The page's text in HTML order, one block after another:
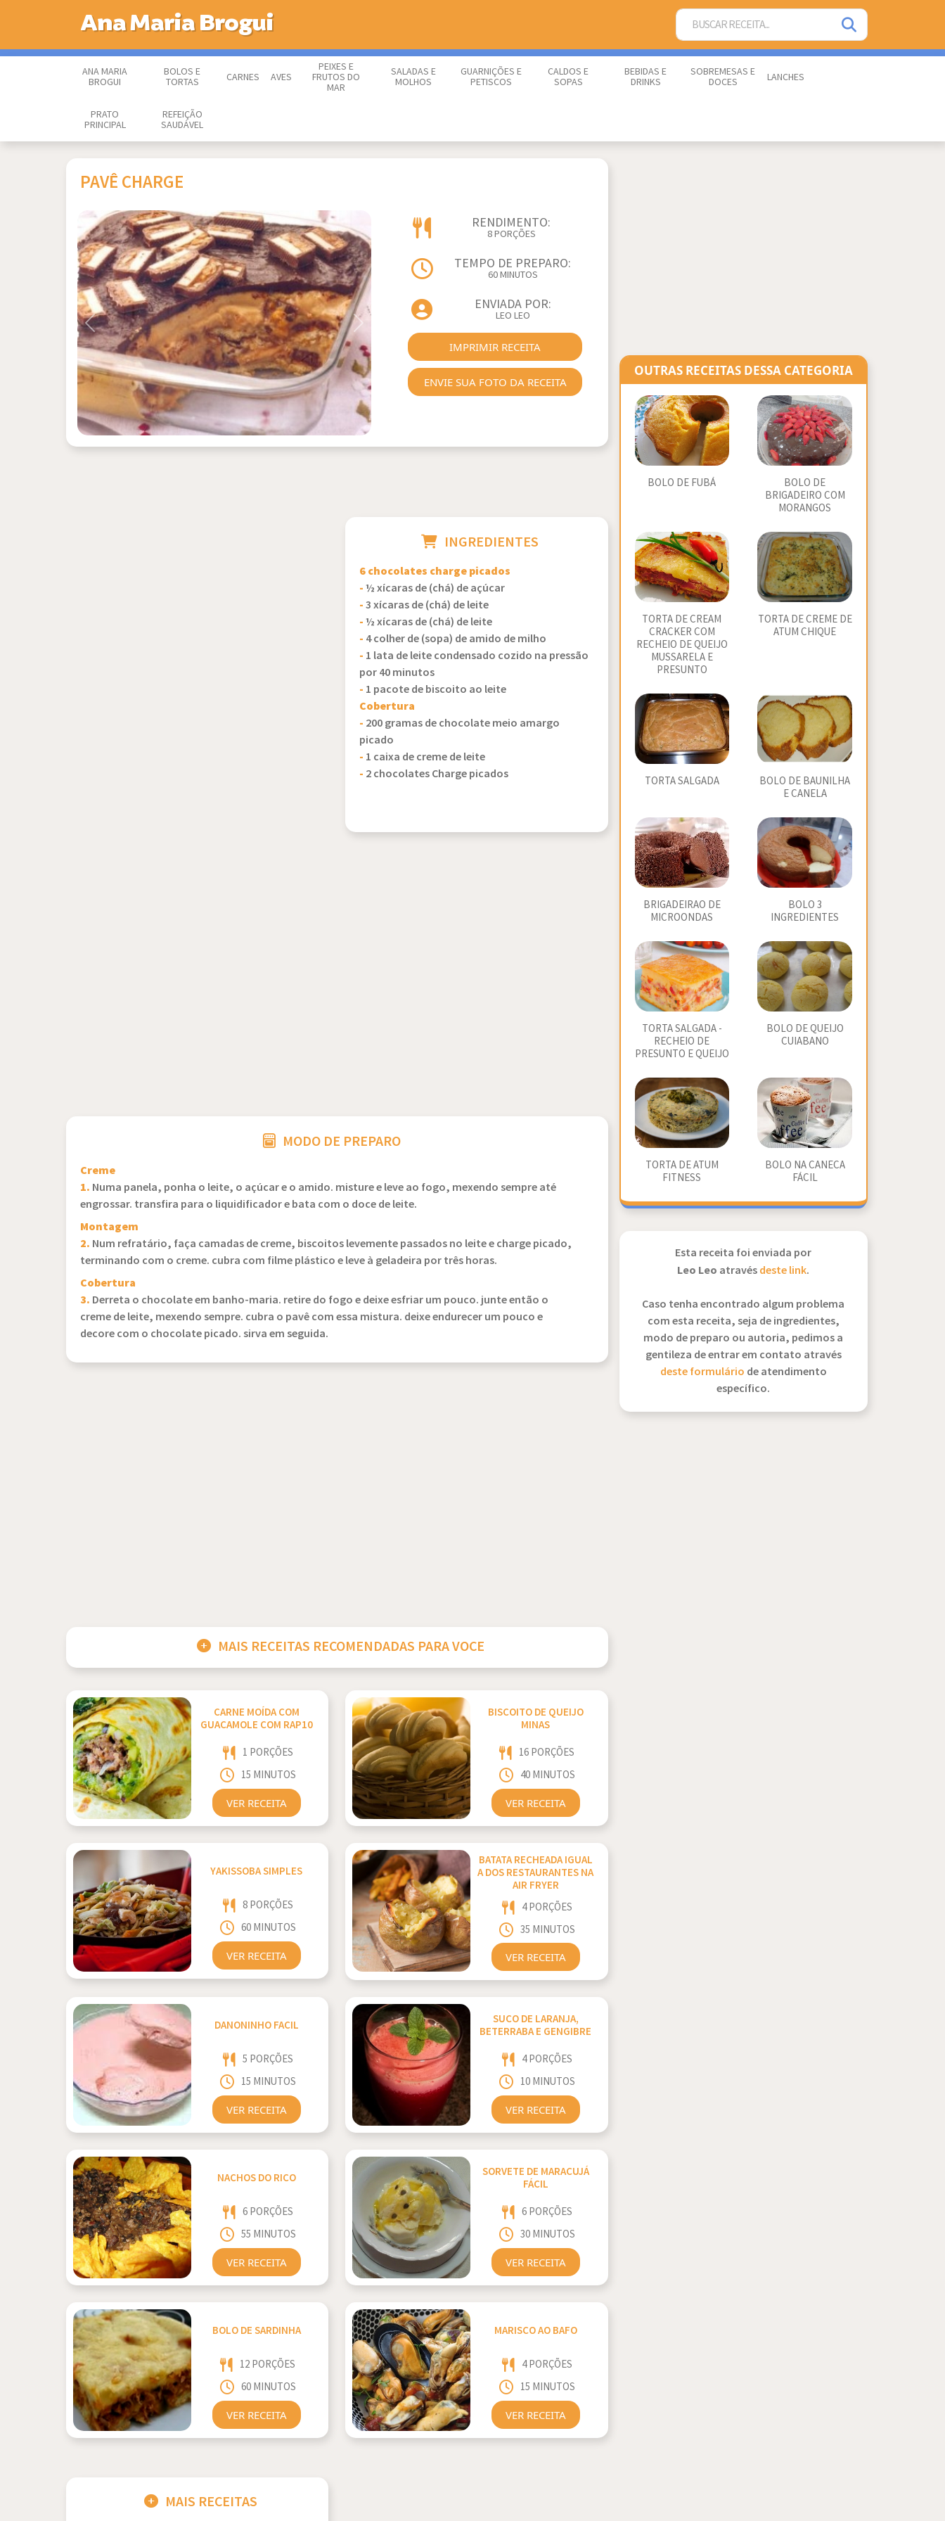
Ana Maria Brogui
ANA MARIA
BROGUI
BOLOS E
TORTAS
CARNES AVES
PEIXES E
FRUTOS DO
MAR
SALADAS E
MOLHOS
GUARNIÇÕES E
PETISCOS
CALDOS E
SOPAS
BEBIDAS E
DRINKS
SOBREMESAS E
DOCES
LANCHES
PRATO
PRINCIPAL
REFEIÇÃO
SAUDÁVEL
PAVÊ CHARGE
Previous Next
RENDIMENTO:
8 PORÇÕES
TEMPO DE PREPARO:
60 MINUTOS
ENVIADA POR:
LEO LEO
IMPRIMIR RECEITA
ENVIE SUA FOTO DA RECEITA
INGREDIENTES
6 chocolates charge picados
-½ xícaras de (chá) de açúcar
-3 xícaras de (chá) de leite
-½ xícaras de (chá) de leite
- 4 colher de (sopa) de amido de milho
- 1 lata de leite condensado cozido na pressão
por 40 minutos
- 1 pacote de biscoito ao leite
Cobertura
- 200 gramas de chocolate meio amargo
picado
- 1 caixa de creme de leite
- 2 chocolates Charge picados
MODO DE PREPARO
Creme
1. Numa panela, ponha o leite, o açúcar e o amido. misture e leve ao fogo, mexendo sempre até
engrossar. transfira para o liquidificador e bata com o doce de leite.
Montagem
2. Num refratário, faça camadas de creme, biscoitos levemente passados no leite e charge picado,
terminando com o creme. cubra com filme plástico e leve à geladeira por três horas.
Cobertura
3. Derreta o chocolate em banho-maria. retire do fogo e deixe esfriar um pouco. junte então o
creme de leite, mexendo sempre. cubra o pavê com essa mistura. deixe endurecer um pouco e
decore com o chocolate picado. sirva em seguida.
MAIS RECEITAS RECOMENDADAS PARA VOCE
CARNE MOÍDA COM
GUACAMOLE COM RAP10
1 PORÇÕES
15 MINUTOS
VER RECEITA
BISCOITO DE QUEIJO
MINAS
16 PORÇÕES
40 MINUTOS
VER RECEITA
YAKISSOBA SIMPLES
8 PORÇÕES
60 MINUTOS
VER RECEITA
BATATA RECHEADA IGUAL
A DOS RESTAURANTES NA
AIR FRYER
4 PORÇÕES
35 MINUTOS
VER RECEITA
DANONINHO FACIL
5 PORÇÕES
15 MINUTOS
VER RECEITA
SUCO DE LARANJA,
BETERRABA E GENGIBRE
4 PORÇÕES
10 MINUTOS
VER RECEITA
NACHOS DO RICO
6 PORÇÕES
55 MINUTOS
VER RECEITA
SORVETE DE MARACUJÁ
FÁCIL
6 PORÇÕES
30 MINUTOS
VER RECEITA
BOLO DE SARDINHA
12 PORÇÕES
60 MINUTOS
VER RECEITA
MARISCO AO BAFO
4 PORÇÕES
15 MINUTOS
VER RECEITA
MAIS RECEITAS
OUTRAS RECEITAS DESSA CATEGORIA
BOLO DE FUBÁ
BOLO DE
BRIGADEIRO COM
MORANGOS
TORTA DE CREAM
CRACKER COM
RECHEIO DE QUEIJO
MUSSARELA E
PRESUNTO
TORTA DE CREME DE
ATUM CHIQUE
TORTA SALGADA
BOLO DE BAUNILHA
E CANELA
BRIGADEIRAO DE
MICROONDAS
BOLO 3
INGREDIENTES
TORTA SALGADA -
RECHEIO DE
PRESUNTO E QUEIJO
BOLO DE QUEIJO
CUIABANO
TORTA DE ATUM
FITNESS
BOLO NA CANECA
FÁCIL
Esta receita foi enviada por
Leo Leo atravésdeste link.
Caso tenha encontrado algum problema
com esta receita, seja de ingredientes,
modo de preparo ou autoria, pedimos a
gentileza de entrar em contato através
deste formulário de atendimento
específico.